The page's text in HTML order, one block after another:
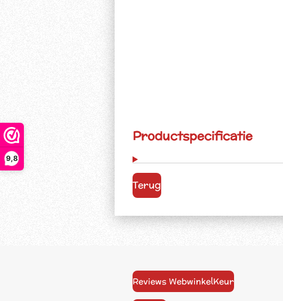
9,8
Productspecificatie
Terug
Reviews WebwinkelKeur